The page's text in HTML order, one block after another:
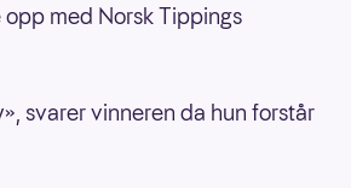
med Norsk Tippings
svarer vinneren da hun forstår